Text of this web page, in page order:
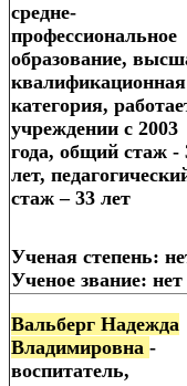
средне-
профессиональное
образование,
квалификационная
категория,
учреждении с 2003
года, общий стаж -
лет,
стаж – 33 лет
Ученая степень:
Ученое звание: нет
Вальберг Надежда
Владимировна -
воспитатель,